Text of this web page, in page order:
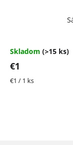
4,5
5
hviezdičiek.
Skladom (>15 ks)
€1
Jednotková
€1 / 1 ks